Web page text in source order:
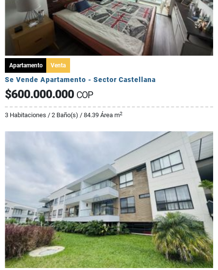
Apartamento Venta
Se Vende Apartamento - Sector Castellana
$600.000.000 COP
3 Habitaciones / 2 Baño(s) / 84.39 Área m2